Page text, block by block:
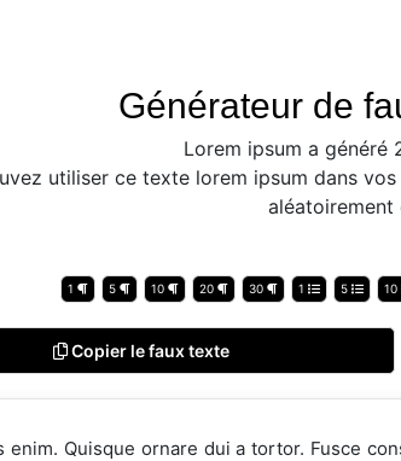
Générateur de
Lorem ipsum a généré
utiliser ce texte lorem ipsum dans
1 5 10 20 30 1 5 10
Copier le faux texte
enim. Quisque ornare dui a tortor. Fusce